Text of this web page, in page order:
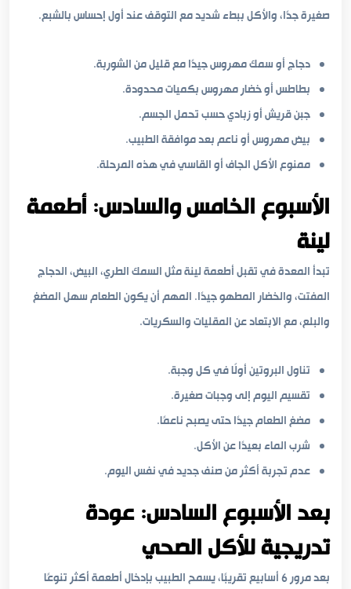
صغيرة جدًا، والأكل ببطء شديد مع التوقف عند أول إحساس بالشبع.
دجاج أو سمك مهروس جيدًا مع قليل من الشوربة.
بطاطس أو خضار مهروس بكميات محدودة.
جبن قريش أو زبادي حسب تحمل الجسم.
بيض مهروس أو ناعم بعد موافقة الطبيب.
ممنوع الأكل الجاف أو القاسي في هذه المرحلة.
الأسبوع الخامس والسادس: أطعمة
لينة
تبدأ المعدة في تقبل أطعمة لينة مثل السمك الطري، البيض، الدجاج
المفتت، والخضار المطهو جيدًا. المهم أن يكون الطعام سهل المضغ
والبلع، مع الابتعاد عن المقليات والسكريات.
تناول البروتين أولًا في كل وجبة.
تقسيم اليوم إلى وجبات صغيرة.
مضغ الطعام جيدًا حتى يصبح ناعمًا.
شرب الماء بعيدًا عن الأكل.
عدم تجربة أكثر من صنف جديد في نفس اليوم.
بعد الأسبوع السادس: عودة
تدريجية للأكل الصحي
بعد مرور 6 أسابيع تقريبًا، يسمح الطبيب بإدخال أطعمة أكثر تنوعًا